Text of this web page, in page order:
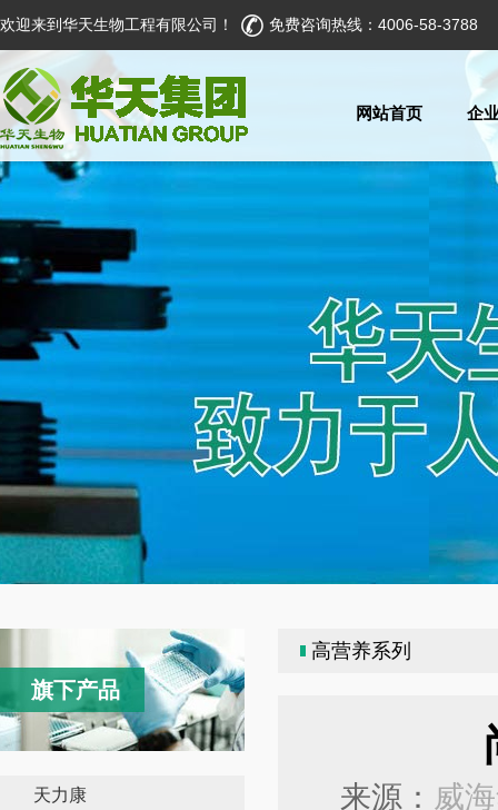
欢迎来到华天生物工程有限公司！ 免费咨询热线：4006-58-3788
网站首页 企
旗下产品
天力康
高营养系列
来源： 威